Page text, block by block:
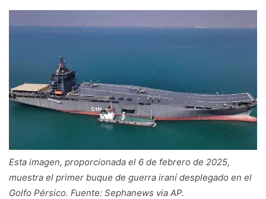
Esta imagen, proporcionada el 6 de febrero de 2025,
muestra el primer buque de guerra iraní desplegado en el
Golfo Pérsico. Fuente: Sephanews via AP.